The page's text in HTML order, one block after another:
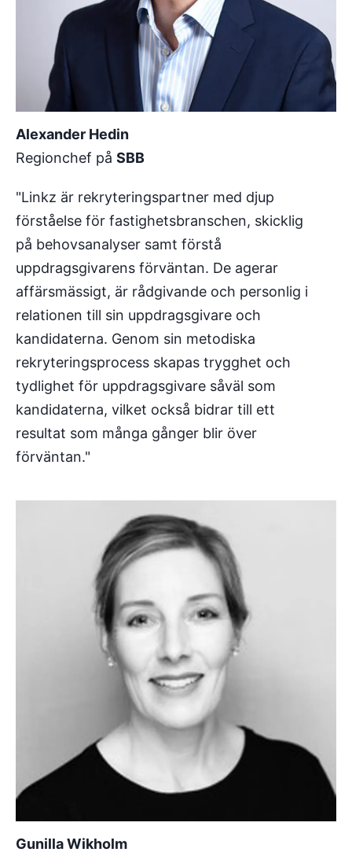
Alexander Hedin
Regionchef på SBB
"Linkz är rekryteringspartner med djup
förståelse för fastighetsbranschen, skicklig
på behovsanalyser samt förstå
uppdragsgivarens förväntan. De agerar
affärsmässigt, är rådgivande och personlig i
relationen till sin uppdragsgivare och
kandidaterna. Genom sin metodiska
rekryteringsprocess skapas trygghet och
tydlighet för uppdragsgivare såväl som
kandidaterna, vilket också bidrar till ett
resultat som många gånger blir över
förväntan."
Gunilla Wikholm